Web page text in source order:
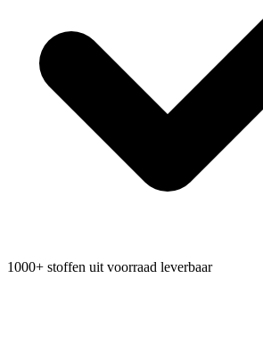
1000+ stoffen uit voorraad leverbaar